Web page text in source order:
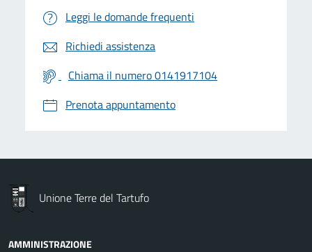
Leggi le domande frequenti
Richiedi assistenza
Chiama il numero 0141917104
Prenota appuntamento
Unione Terre del Tartufo
AMMINISTRAZIONE